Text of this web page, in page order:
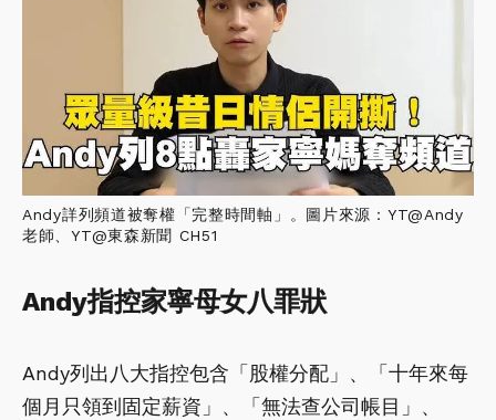
Andy詳列頻道被奪權「完整時間軸」。圖片來源：YT@Andy
老師、YT@東森新聞 CH51
Andy指控家寧母女八罪狀
Andy列出八大指控包含「股權分配」、「十年來每
個月只領到固定薪資」、「無法查公司帳目」、